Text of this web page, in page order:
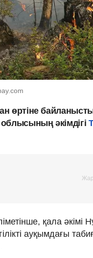
өртіне
әкімдігі
қала
ауқымдағы